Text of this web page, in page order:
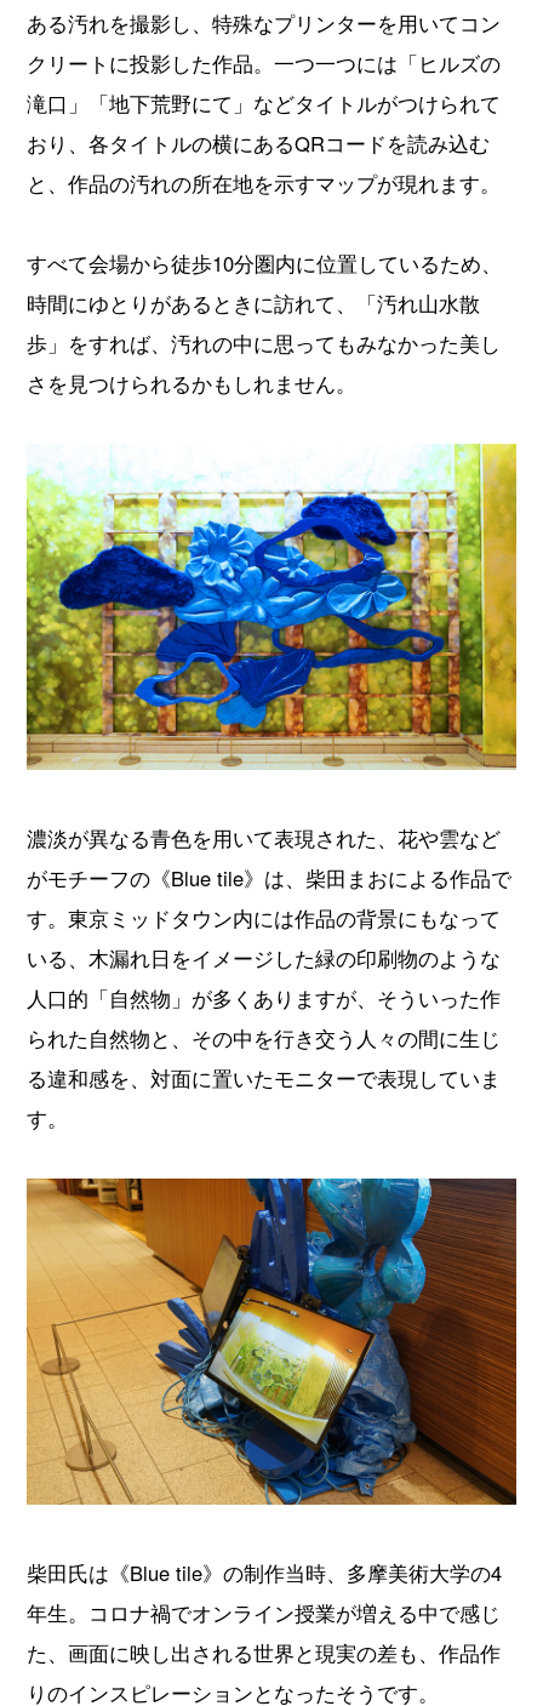
ある汚れを撮影し、特殊なプリンターを用いてコン
クリートに投影した作品。一つ一つには「ヒルズの
滝口」「地下荒野にて」などタイトルがつけられて
おり、各タイトルの横にあるQRコードを読み込む
と、作品の汚れの所在地を示すマップが現れます。
すべて会場から徒歩10分圏内に位置しているため、
時間にゆとりがあるときに訪れて、「汚れ山水散
歩」をすれば、汚れの中に思ってもみなかった美し
さを見つけられるかもしれません。
濃淡が異なる青色を用いて表現された、花や雲など
がモチーフの《Blue tile》は、柴田まおによる作品で
す。東京ミッドタウン内には作品の背景にもなって
いる、木漏れ日をイメージした緑の印刷物のような
人口的「自然物」が多くありますが、そういった作
られた自然物と、その中を行き交う人々の間に生じ
る違和感を、対面に置いたモニターで表現していま
す。
柴田氏は《Blue tile》の制作当時、多摩美術大学の4
年生。コロナ禍でオンライン授業が増える中で感じ
た、画面に映し出される世界と現実の差も、作品作
りのインスピレーションとなったそうです。